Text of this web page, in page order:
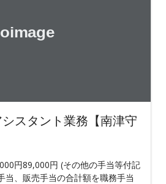
スタント業務【南津守
円89,000円 (その他の手当等付記
当、販売手当の合計額を職務手当